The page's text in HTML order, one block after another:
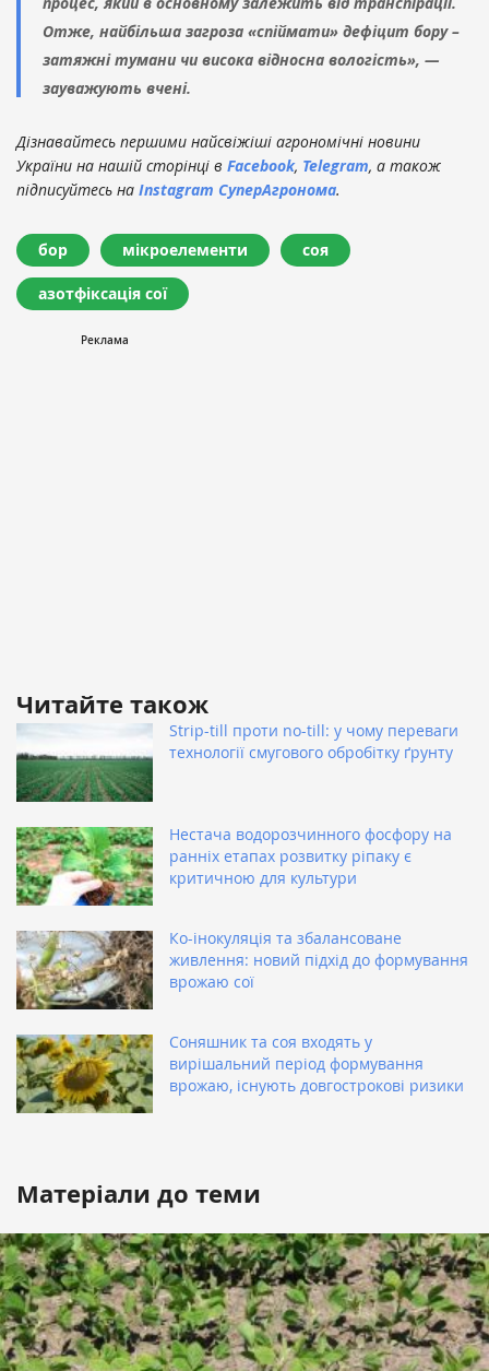
Отже, найбільша загроза «спіймати» дефіцит бору –
затяжні тумани чи висока відносна вологість», —
зауважують вчені.
Дізнавайтесь першими найсвіжіші агрономічні новини
України на нашій сторінці в Facebook, Telegram, а також
підписуйтесь на Instagram СуперАгронома.
бор мікроелементи соя
азотфіксація сої
Читайте також
Strip-till проти no-till: у чому переваги
технології смугового обробітку ґрунту
Нестача водорозчинного фосфору на
ранніх етапах розвитку ріпаку є
критичною для культури
Ко-інокуляція та збалансоване
живлення: новий підхід до формування
врожаю сої
Соняшник та соя входять у
вирішальний період формування
врожаю, існують довгострокові ризики
Матеріали до теми